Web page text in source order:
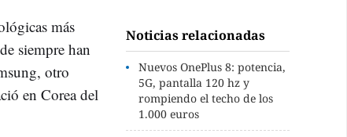
Noticias relacionadas
Nuevos OnePlus 8: potencia,
5G, pantalla 120 hz y
rompiendo el techo de los
1.000 euros
más
siempre han
otro
en Corea del